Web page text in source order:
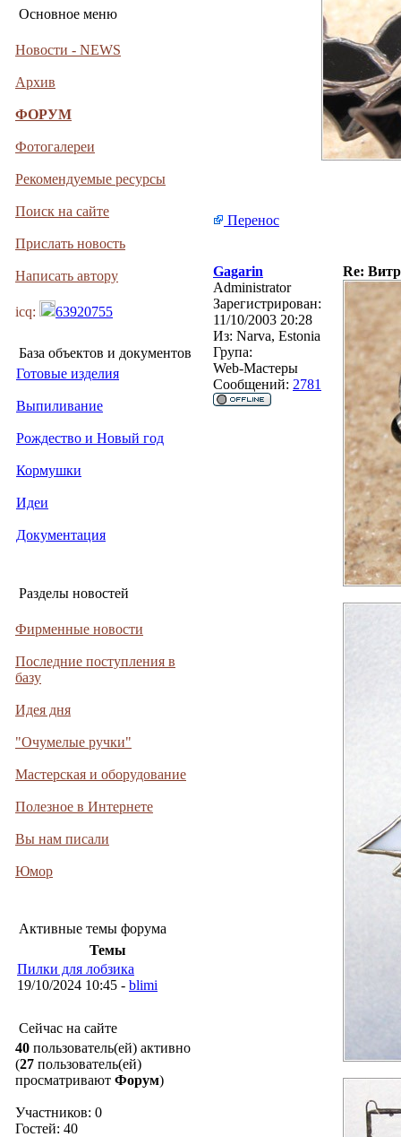
Основное меню
Новости - NEWS
Архив
ФОРУМ
Фотогалереи
Рекомендуемые ресурсы
Поиск на сайте
Прислать новость
Написать автору
icq: 63920755
База объектов и документов
Готовые изделия
Выпиливание
Рождество и Новый год
Кормушки
Идеи
Документация
Разделы новостей
Фирменные новости
Последние поступления в
базу
Идея дня
"Очумелые ручки"
Мастерская и оборудование
Полезное в Интернете
Вы нам писали
Юмор
Активные темы форума
Темы
Пилки для лобзика
19/10/2024 10:45 - blimi
Сейчас на сайте
40 пользователь(ей) активно
(27 пользователь(ей)
просматривают Форум)
Участников: 0
Гостей: 40
Перенос
Gagarin
Re:
Administrator
Зарегистрирован:
11/10/2003 20:28
Из: Narva, Estonia
Група:
Web-Мастеры
Сообщений: 2781